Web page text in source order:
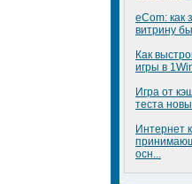
eCom: как
витрину
Как
игры в
Игра от
теста
Интернет
осн...